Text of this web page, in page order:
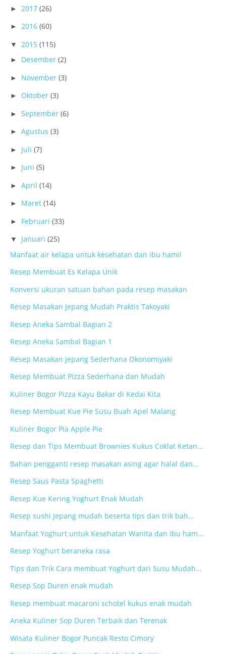
► 2017 (26)
► 2016 (60)
▼ 2015 (115)
► Desember (2)
► November (3)
► Oktober (3)
► September (6)
► Agustus (3)
► Juli (7)
► Juni (5)
► April (14)
► Maret (14)
► Februari (33)
▼ Januari (25)
Manfaat air kelapa untuk kesehatan dan ibu hamil
Resep Membuat Es Kelapa Unik
Konversi ukuran satuan bahan pada resep masakan
Resep Masakan Jepang Mudah Praktis Takoyaki
Resep Aneka Sambal Bagian 2
Resep Aneka Sambal Bagian 1
Resep Masakan Jepang Sederhana Okonomiyaki
Resep Membuat Pizza Sederhana dan Mudah
Kuliner Bogor Pizza Kayu Bakar di Kedai Kita
Resep Membuat Kue Pie Susu Buah Apel Malang
Kuliner Bogor Pia Apple Pie
Resep dan Tips Membuat Brownies Kukus Coklat Ketan...
Bahan pengganti resep masakan asing agar halal dan...
Resep Saus Pasta Spaghetti
Resep Kue Kering Yoghurt Enak Mudah
Resep sushi Jepang mudah beserta tips dan trik bah...
Manfaat Yoghurt untuk Kesehatan Wanita dan Ibu ham...
Resep Yoghurt beraneka rasa
Tips dan Trik Cara membuat Yoghurt dari Susu Mudah...
Resep Sop Duren enak mudah
Resep membuat macaroni schotel kukus enak mudah
Aneka Kuliner Sop Duren Terbaik dan Terenak
Wisata Kuliner Bogor Puncak Resto Cimory